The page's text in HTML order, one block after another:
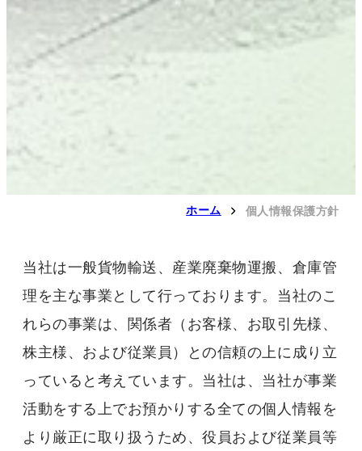
ホーム 個人情報保護方針
当社は一般貨物輸送、産業廃棄物運搬、倉庫管
理を主な事業として行っております。当社のこ
れらの事業は、関係者（お客様、お取引先様、
株主様、および従業員）との信頼の上に成り立
っていると考えています。当社は、当社が事業
活動をする上でお預かりする全ての個人情報を
より厳正に取り扱うため、役員および従業員等